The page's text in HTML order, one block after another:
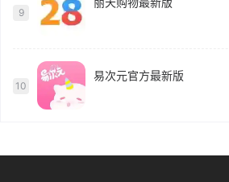
9
10
易次元官方最新版